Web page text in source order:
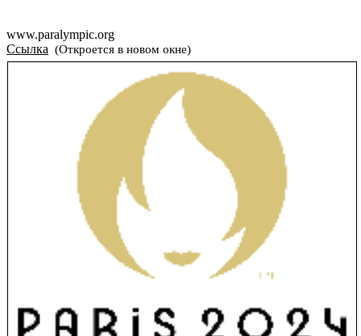
www.paralympic.org
Ссылка (Откроется в новом окне)